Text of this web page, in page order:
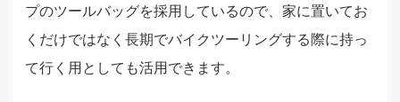
プのツールバッグを採用しているので、家に置いてお
くだけではなく長期でバイクツーリングする際に持っ
て行く用としても活用できます。